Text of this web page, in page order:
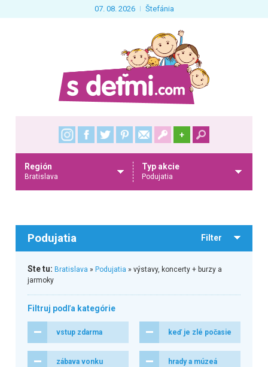
07. 08. 2026 Štefánia
+
Región
Bratislava
Typ akcie
Podujatia
Podujatia Filter
Ste tu: Bratislava » Podujatia » výstavy, koncerty + burzy a
jarmoky
Filtruj podľa kategórie
vstup zdarma keď je zlé počasie
zábava vonku hrady a múzeá